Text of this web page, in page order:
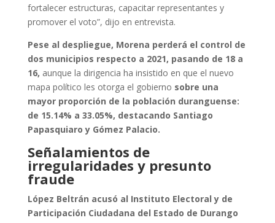
fortalecer estructuras, capacitar representantes y
promover el voto”, dijo en entrevista.
Pese al despliegue, Morena perderá el control de
dos municipios respecto a 2021, pasando de 18 a
16, aunque la dirigencia ha insistido en que el nuevo
mapa político les otorga el gobierno sobre una
mayor proporción de la población duranguense:
de 15.14% a 33.05%, destacando Santiago
Papasquiaro y Gómez Palacio.
Señalamientos de
irregularidades y presunto
fraude
López Beltrán acusó al Instituto Electoral y de
Participación Ciudadana del Estado de Durango